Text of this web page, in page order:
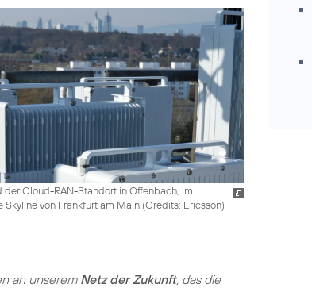
der Cloud-RAN-Standort in Offenbach, im
Skyline von Frankfurt am Main (Credits: Ericsson)
an unseremNetz der Zukunft, das die